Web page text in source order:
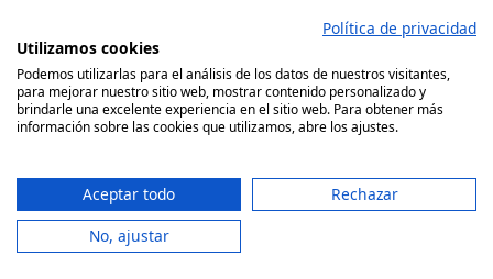
contenido
Comparador Seguro Decesos
Seguro decesos San Javier
Política de privacidad
Utilizamos cookies
Podemos utilizarlas para el análisis de los datos de nuestros visitantes,
para mejorar nuestro sitio web, mostrar contenido personalizado y
brindarle una excelente experiencia en el sitio web. Para obtener más
información sobre las cookies que utilizamos, abre los ajustes.
Aceptar todo
Rechazar
No, ajustar